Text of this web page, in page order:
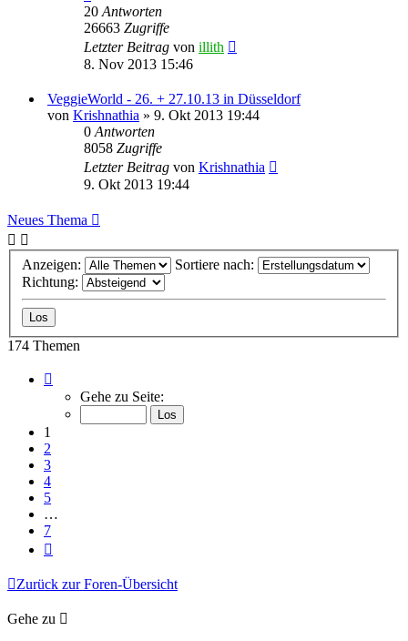
20 Antworten
26663 Zugriffe
Letzter Beitrag von illith
8. Nov 2013 15:46
VeggieWorld - 26. + 27.10.13 in Düsseldorf
von Krishnathia » 9. Okt 2013 19:44
0 Antworten
8058 Zugriffe
Letzter Beitrag von Krishnathia
9. Okt 2013 19:44
Neues Thema
Anzeigen:
Sortiere nach:
Richtung:
174 Themen
von
Gehe zu Seite:
1
2
3
4
5
…
7
Zurück zur Foren-Übersicht
Gehe zu